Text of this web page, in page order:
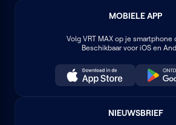
MOBIELE APP
Volg VRT MAXop je smartphone
Beschikbaar voor iOS en
NIEUWSBRIEF